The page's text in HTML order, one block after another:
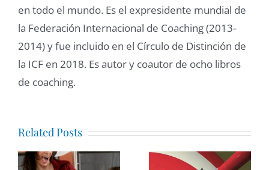
en todo el mundo. Es el expresidente mundial de
la Federación Internacional de Coaching (2013-
2014) y fue incluido en el Círculo de Distinción de
la ICF en 2018. Es autor y coautor de ocho libros
de coaching.
Related Posts